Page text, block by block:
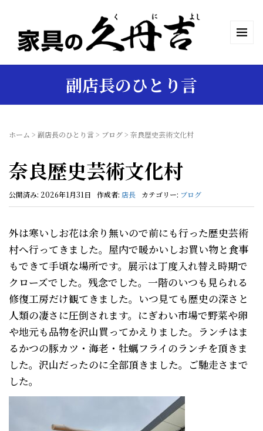
副店長のひとり言
ホーム > 副店長のひとり言> ブログ> 奈良歴史芸術文化村
奈良歴史芸術文化村
公開済み: 2026年1月31日 作成者: 店長 カテゴリー: ブログ
外は寒いしお花は余り無いので前にも行った歴史芸術
村へ行ってきました。屋内で暖かいしお買い物と食事
もできて手頃な場所です。展示は丁度入れ替え時期で
クローズでした。残念でした。一階のいつも見られる
修復工房だけ観てきました。いつ見ても歴史の深さと
人類の凄さに圧倒されます。にぎわい市場で野菜や卵
や地元も品物を沢山買ってかえりました。ランチはま
るかつの豚カツ・海老・牡蠣フライのランチを頂きま
した。沢山だったのに全部頂きました。ご馳走さまで
した。